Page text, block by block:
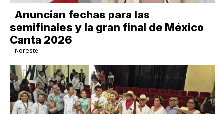
Anuncian fechas para las
semifinales y la gran final de México
Canta 2026
Noreste